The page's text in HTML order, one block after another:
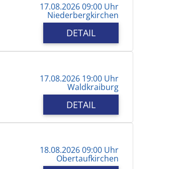
17.08.2026 09:00 Uhr
Niederbergkirchen
DETAIL
17.08.2026 19:00 Uhr
Waldkraiburg
DETAIL
18.08.2026 09:00 Uhr
Obertaufkirchen